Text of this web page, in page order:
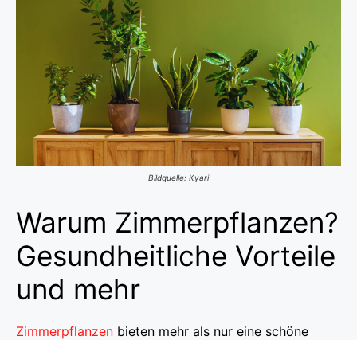
Bildquelle: Kyari
Warum Zimmerpflanzen?
Gesundheitliche Vorteile
und mehr
Zimmerpflanzen bieten mehr als nur eine schöne